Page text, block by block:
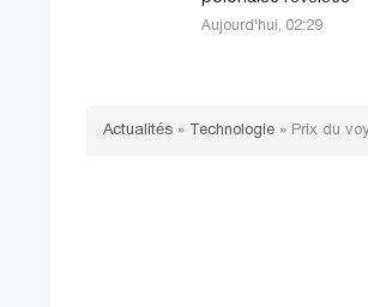
Aujourd'hui, 02:29
Actualités » Technologie » Prix du